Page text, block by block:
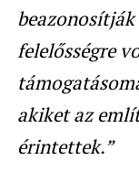
felelősségre
akiket az
érintettek.”